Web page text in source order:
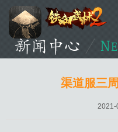
渠道服三
2021-
资讯